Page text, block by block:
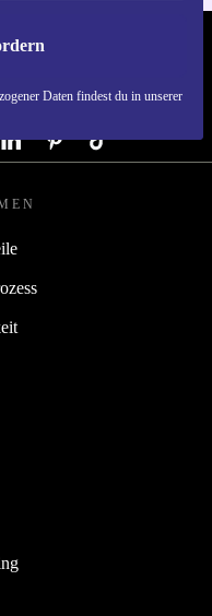
Daten findest du in unserer
- RETHINK NEW.